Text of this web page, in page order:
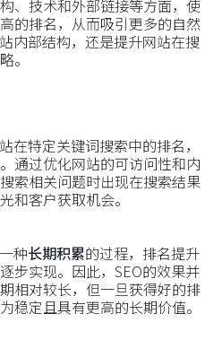
、技术和外部链接等方面，使
的排名，从而吸引更多的自然
内部结构，还是提升网站在搜
。
在特定关键词搜索中的排名，
通过优化网站的可访问性和内
索相关问题时出现在搜索结果
和客户获取机会。
种长期积累的过程，排名提升
步实现。因此，SEO的效果并
相对较长，但一旦获得好的排
稳定且具有更高的长期价值。